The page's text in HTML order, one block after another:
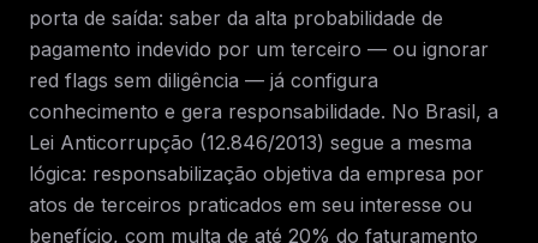
porta de saída: saber da alta probabilidade de
pagamento indevido por um terceiro — ou ignorar
red flags sem diligência — já configura
conhecimento e gera responsabilidade. No Brasil, a
Lei Anticorrupção (12.846/2013) segue a mesma
lógica: responsabilização objetiva da empresa por
atos de terceiros praticados em seu interesse ou
benefício, com multa de até 20% do faturamento